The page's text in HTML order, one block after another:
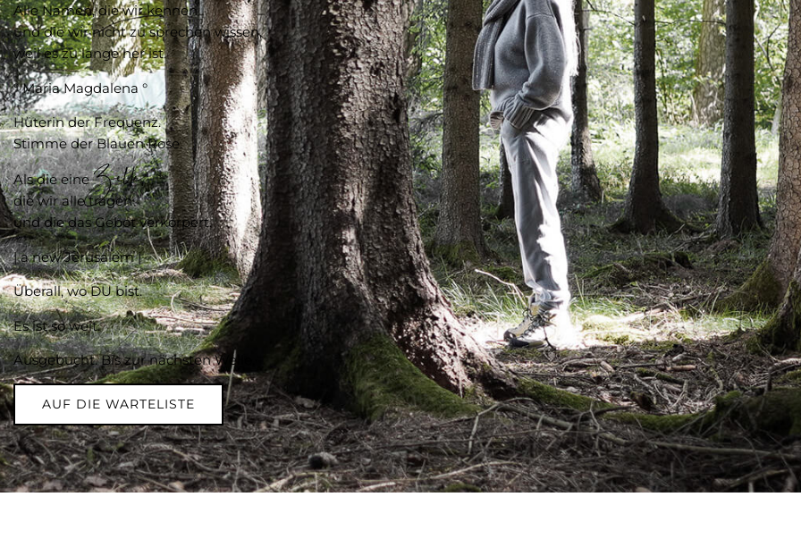
Alle Namen, die wir kennen
und die wir nicht zu sprechen wissen,
weil es zu lange her ist.
° Maria Magdalena °
Hüterin der Frequenz.
Stimme der Blauen Rose.
Als die eineZelle,
die wir alle tragen
und die das Gebot verkörpert.
| a new Jerusalem |
Überall, wo DU bist.
Es ist so weit.
Ausgebucht. Bis zur nächsten Welle.
AUF DIE WARTELISTE